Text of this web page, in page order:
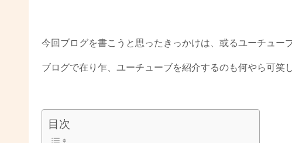
今回ブログを書こうと思ったきっかけは、或るユーチュー
ブログで在り乍、ユーチューブを紹介するのも何やら可笑
目次